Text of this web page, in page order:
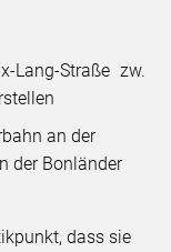
Lang-Straße zw.
an der
der Bonländer
dass sie